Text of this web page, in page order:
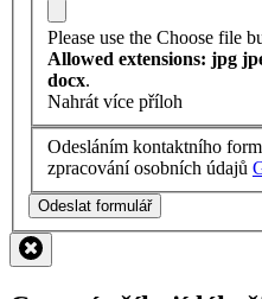
Please use the Choose file
Allowed extensions: jpg
docx.
Nahrát více příloh
Odesláním kontaktního
zpracování osobních údajů
Odeslat formulář